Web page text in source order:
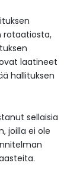
rotaatiosta,
laatineet
hallituksen
sellaisia
joilla ei ole